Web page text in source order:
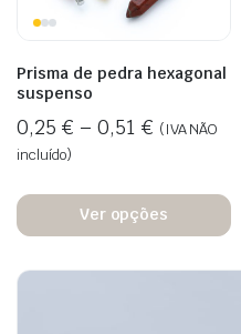
Prisma de pedra hexagonal
suspenso
0,25 € – 0,51 € (IVA NÃO
incluído)
Ver opções